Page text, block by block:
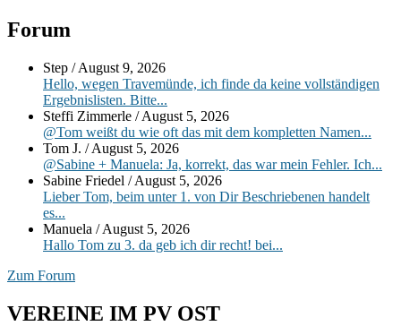
Primärer
Widgetbereich
Forum
Step /August 9, 2026
Hello, wegen Travemünde, ich finde da keine vollständigen
Ergebnislisten. Bitte...
Steffi Zimmerle /August 5, 2026
@Tom weißt du wie oft das mit dem kompletten Namen...
Tom J. /August 5, 2026
@Sabine + Manuela: Ja, korrekt, das war mein Fehler. Ich...
Sabine Friedel /August 5, 2026
Lieber Tom, beim unter 1. von Dir Beschriebenen handelt
es...
Manuela /August 5, 2026
Hallo Tom zu 3. da geb ich dir recht! bei...
Zum Forum
VEREINE IM PV OST